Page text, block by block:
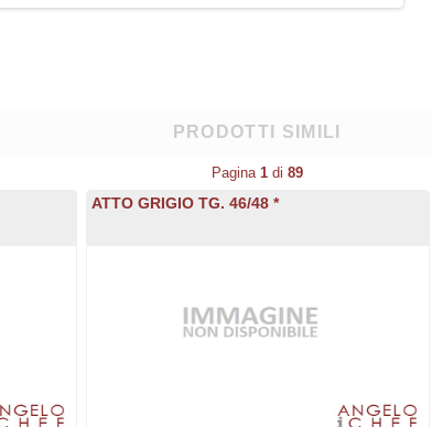
PRODOTTI SIMILI
Pagina 1di 89
ATTO GRIGIO TG. 46/48 *